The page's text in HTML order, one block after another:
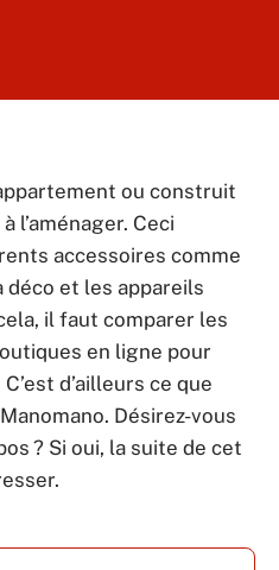
ou construit
l’aménager. Ceci
accessoires comme
déco et les appareils
il faut comparer les
en ligne pour
d’ailleurs ce que
Désirez-vous
? Si oui, la suite de cet